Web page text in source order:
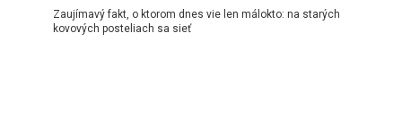
Zaujímavý fakt, o ktorom dnes vie len málokto: na starých
kovových posteliach sa sieť